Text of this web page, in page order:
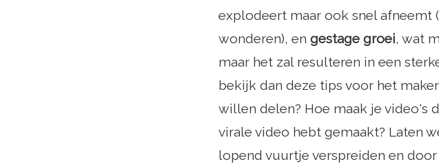
explodeert maar ook snel
wonderen), en gestage groei, wat
maar het zal resulteren in een
bekijk dan deze tips voor het
willen delen? Hoe maak je video's
virale video hebt gemaakt? Laten
lopend vuurtje verspreiden en